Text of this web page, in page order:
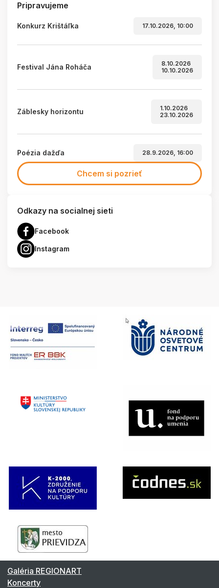
Pripravujeme
Konkurz Krištáľka 17.10.2026, 10:00
Festival Jána Roháča
8.10.2026
10.10.2026
Záblesky horizontu
1.10.2026
23.10.2026
Poézia dažďa 28.9.2026, 16:00
Chcem si pozrieť
Odkazy na socialnej sieti
Facebook
Instagram
Galéria REGIONART
Koncerty